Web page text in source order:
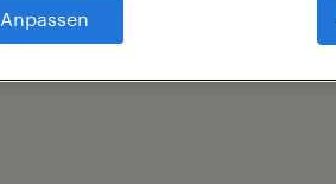
Anpassen